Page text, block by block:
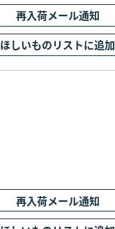
再入荷メール通知
ほしいものリストに追加
再入荷メール通知